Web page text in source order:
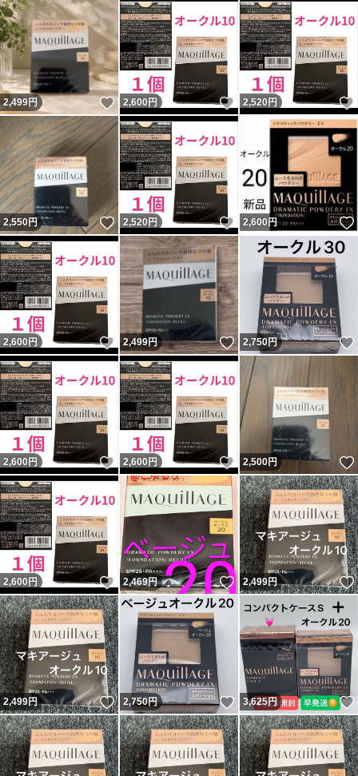
2,499円 いいね！
2,600 円 いいね！
2,520 円
2,550円 いいね！
2,520 円 いいね！
2,600 円
2,600 円 いいね！
2,499円 いいね！
2,750円
2,600 円 いいね！
2,600 円 いいね！
2,500円
2,600 円 いいね！
2,469円 いいね！
2,499円
2,499円 いいね！
2,750円 いいね！
3,625円